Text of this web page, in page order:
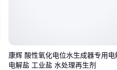
康辉 酸性氧化电位水生成器专用电
电解盐 工业盐 水处理再生剂